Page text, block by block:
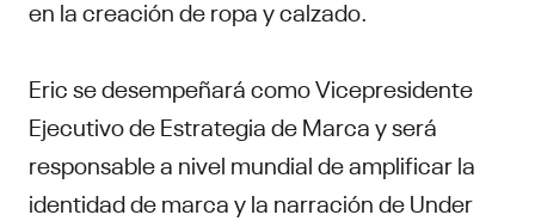
en la creación de ropa y calzado.
Eric se desempeñará como Vicepresidente
Ejecutivo de Estrategia de Marca y será
responsable a nivel mundial de amplificar la
identidad de marca y la narración de Under